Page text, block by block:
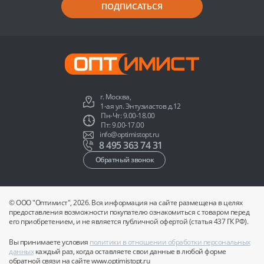
ПОДПИСАТЬСЯ
г. Москва,
1-ая ул. Энтузиастов д.12
Пн-Чт: 9.00-18.00
Пт: 9.00-17.00
info@optimistopt.ru
8 495 363 74 31
Обратный звонок
© ООО "Оптимист", 2026. Вся информация на сайте размещена в целях
предоставления возможности покупателю ознакомиться с товаром перед
его приобретением, и не является публичной офертой (статья 437 ГК РФ).
Вы принимаете условия политики в отношении обработки персональных
данныхкаждый раз, когда оставляете свои данные в любой форме
обратной связи на сайте www.optimistopt.ru